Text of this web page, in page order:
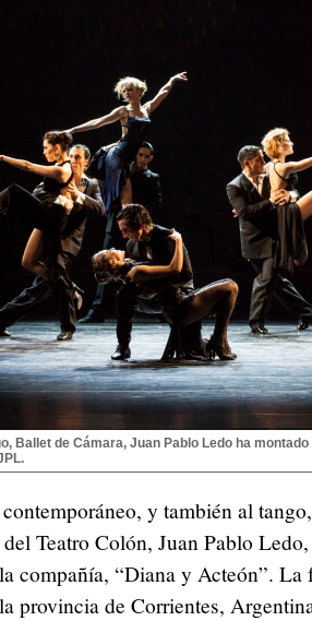
Ballet de Cámara, Juan Pablo Ledo ha
y también al
Teatro Colón, Juan Pablo
compañía, “Diana y Acteón”. La
provincia de Corrientes,